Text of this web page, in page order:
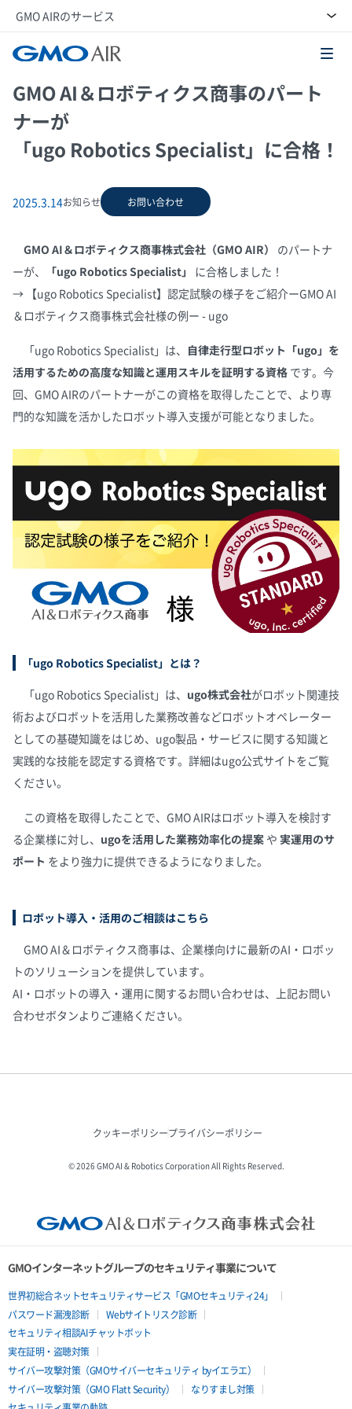
GMO AIRのサービス
GMO AI＆ロボティクス商事株式会社
GMO AI＆ロボティクス商事のパート
ナーが
「ugo Robotics Specialist」に合格！
2025.3.14お知らせ お問い合わせ
GMO AI＆ロボティクス商事株式会社（GMO AIR）
のパートナ
ーが、
「ugo Robotics Specialist」
に合格しました！
→ 【ugo Robotics Specialist】認定試験の様子をご紹介ーGMO AI
＆ロボティクス商事株式会社様の例ー - ugo
「ugo Robotics Specialist」は、 自律走行型ロボット「ugo」を
活用するための高度な知識と運用スキルを証明する資格 です。今
回、GMO AIRのパートナーがこの資格を取得したことで、より専
門的な知識を活かしたロボット導入支援が可能となりました。
「ugo Robotics Specialist」とは？
「ugo Robotics Specialist」は、 ugo株式会社がロボット関連技
術およびロボットを活用した業務改善などロボットオペレーター
としての基礎知識をはじめ、ugo製品・サービスに関する知識と
実践的な技能を認定する資格です。詳細はugo公式サイトをご覧
ください。
この資格を取得したことで、GMO AIRはロボット導入を検討す
る企業様に対し、 ugoを活用した業務効率化の提案 や 実運用のサ
ポート をより強力に提供できるようになりました。
ロボット導入・活用のご相談はこちら
GMO AI＆ロボティクス商事は、企業様向けに最新のAI・ロボッ
トのソリューションを提供しています。
AI・ロボットの導入・運用に関するお問い合わせは、上記お問い
合わせボタンよりご連絡ください。
クッキーポリシープライバシーポリシー
© 2026 GMO AI & Robotics Corporation All Rights Reserved.
GMOインターネットグループのセキュリティ事業について
世界初総合ネットセキュリティサービス「GMOセキュリティ24」
パスワード漏洩診断
Webサイトリスク診断
セキュリティ相談AIチャットボット
実在証明・盗聴対策
サイバー攻撃対策（GMOサイバーセキュリティ byイエラエ）
サイバー攻撃対策（GMO Flatt Security）
なりすまし対策